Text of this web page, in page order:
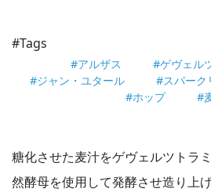
#Tags
#アルザス
#ゲヴェル
#ジャン・ユタール
#スパーク
#ホップ
#
糖化させた麦汁をゲヴェルツトラ
然酵母を使用して発酵させ造り上